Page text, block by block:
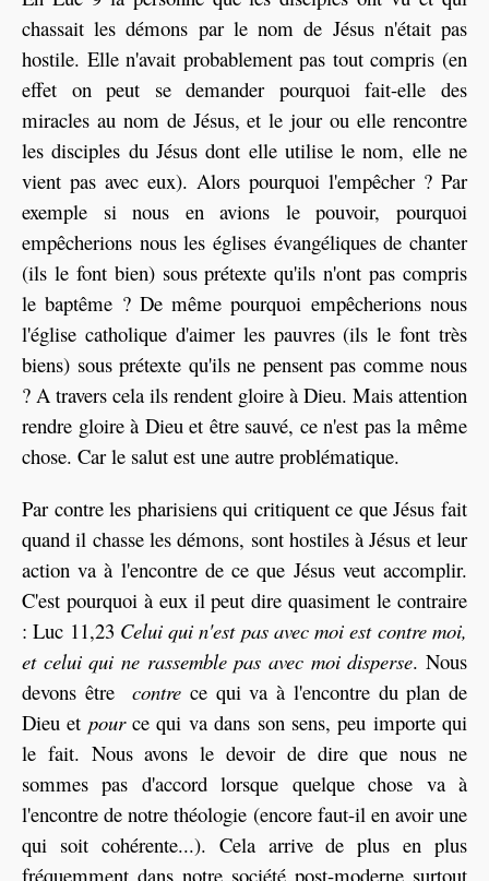
chassait les démons par le nom de Jésus n'était pas
hostile. Elle n'avait probablement pas tout compris (en
effet on peut se demander pourquoi fait-elle des
miracles au nom de Jésus, et le jour ou elle rencontre
les disciples du Jésus dont elle utilise le nom, elle ne
vient pas avec eux). Alors pourquoi l'empêcher ? Par
exemple si nous en avions le pouvoir, pourquoi
empêcherions nous les églises évangéliques de chanter
(ils le font bien) sous prétexte qu'ils n'ont pas compris
le baptême ? De même pourquoi empêcherions nous
l'église catholique d'aimer les pauvres (ils le font très
biens) sous prétexte qu'ils ne pensent pas comme nous
? A travers cela ils rendent gloire à Dieu. Mais attention
rendre gloire à Dieu et être sauvé, ce n'est pas la même
chose. Car le salut est une autre problématique.
Par contre les pharisiens qui critiquent ce que Jésus fait
quand il chasse les démons, sont hostiles à Jésus et leur
action va à l'encontre de ce que Jésus veut accomplir.
C'est pourquoi à eux il peut dire quasiment le contraire
: Luc 11,23 Celui qui n'est pas avec moi est contre moi,
et celui qui ne rassemble pas avec moi disperse. Nous
devons êtrecontre ce qui va à l'encontre du plan de
Dieu et pource qui va dans son sens, peu importe qui
le fait. Nous avons le devoir de dire que nous ne
sommes pas d'accord lorsque quelque chose va à
l'encontre de notre théologie (encore faut-il en avoir une
qui soit cohérente...). Cela arrive de plus en plus
fréquemment dans notre société post-moderne surtout